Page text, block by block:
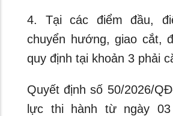
4. Tại các điểm đầu,
chuyển hướng, giao cắt,
quy định tại khoản 3 phải
Quyết định số 50/2026/
lực thi hành từ ngày